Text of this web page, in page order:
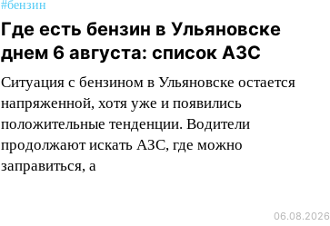
#бензин
Где есть бензин в Ульяновске
днем 6 августа: список АЗС
Ситуация с бензином в Ульяновске остается
напряженной, хотя уже и появились
положительные тенденции. Водители
продолжают искать АЗС, где можно
заправиться, а
06.08.2026